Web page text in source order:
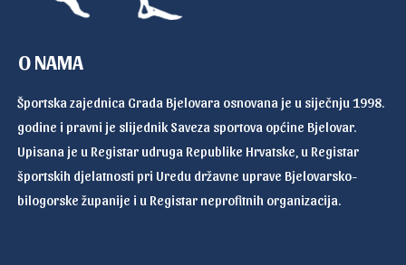
O NAMA
Športska zajednica Grada Bjelovara osnovana je u siječnju 1998.
godine i pravni je slijednik Saveza sportova općine Bjelovar.
Upisana je u Registar udruga Republike Hrvatske, u Registar
športskih djelatnosti pri Uredu državne uprave Bjelovarsko-
bilogorske županije i u Registar neprofitnih organizacija.